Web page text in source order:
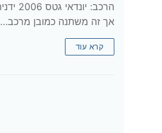
אך זה משתנה כמובן מרכב…
קרא עוד